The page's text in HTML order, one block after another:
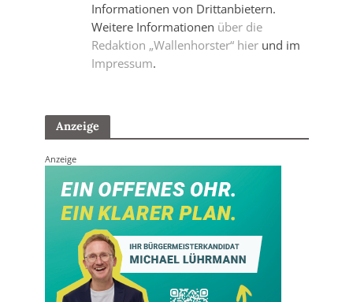
Informationen von Drittanbietern.
Weitere Informationen über die
Redaktion „Wallenhorster“ hierund im
Impressum.
Anzeige
Anzeige